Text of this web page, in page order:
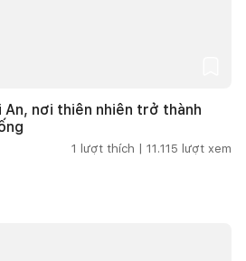
An, nơi thiên nhiên trở thành
1 lượt thích | 11.115 lượt xem